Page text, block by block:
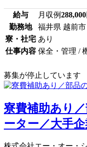
給与 月収例288,000
勤務地
福井県 越前市
寮・社宅 あり
仕事内容 保全・管理 /
募集が停止しています
寮費補助あり
ーター／大手